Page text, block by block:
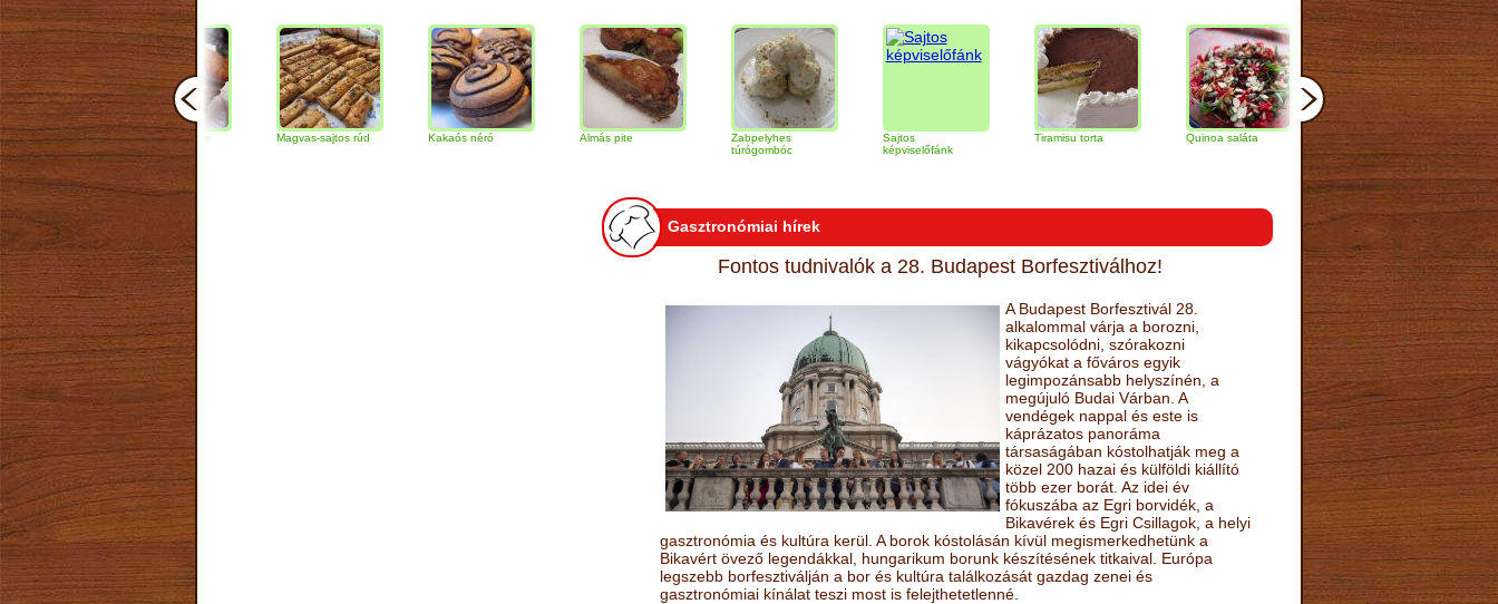
Csokoládés-diós
szendvics
Magvas-sajtos rúd Kakaós néró Almás pite
Zabpelyhes
túrógombóc
képviselőfánk
Tiramisu torta Quinoa saláta Mandulás kifli
narancs
Gasztronómiai hírek
Fontos tudnivalók a 28. Budapest Borfesztiválhoz!
A Budapest Borfesztivál 28.
alkalommal várja a borozni,
kikapcsolódni, szórakozni
vágyókat a főváros egyik
legimpozánsabb helyszínén, a
megújuló Budai Várban. A
vendégek nappal és este is
káprázatos panoráma
társaságában kóstolhatják meg a
közel 200 hazai és külföldi kiállító
több ezer borát. Az idei év
fókuszába az Egri borvidék, a
Bikavérek és Egri Csillagok, a helyi
gasztronómia és kultúra kerül. A borok kóstolásán kívül megismerkedhetünk a
Bikavért övező legendákkal, hungarikum borunk készítésének titkaival. Európa
legszebb borfesztiválján a bor és kultúra találkozását gazdag zenei és
gasztronómiai kínálat teszi most is felejthetetlenné.